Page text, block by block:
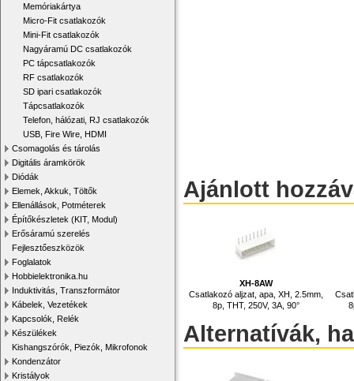
Memóriakártya
Micro-Fit csatlakozók
Mini-Fit csatlakozók
Nagyáramú DC csatlakozók
PC tápcsatlakozók
RF csatlakozók
SD ipari csatlakozók
Tápcsatlakozók
Telefon, hálózati, RJ csatlakozók
USB, Fire Wire, HDMI
Csomagolás és tárolás
Digitális áramkörök
Diódák
Elemek, Akkuk, Töltők
Ellenállások, Potméterek
Építőkészletek (KIT, Modul)
Erősáramú szerelés
Fejlesztőeszközök
Foglalatok
Hobbielektronika.hu
Induktivitás, Transzformátor
Kábelek, Vezetékek
Kapcsolók, Relék
Készülékek
Kishangszórók, Piezók, Mikrofonok
Kondenzátor
Kristályok
Ajánlott
XH-8AW
Csatlakozó aljzat, apa, XH, 2.5mm,
8p, THT, 250V, 3A, 90°
Alternatívák,